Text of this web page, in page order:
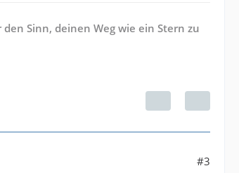
Sinn, deinen Weg wie ein Stern zu
#3